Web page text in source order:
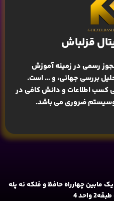
قزلباش
رسمی در زمینهآموزش
بررسی جهانی، و … است.
کسب اطلاعات و دانش کافی در
ضروری می باشد.
مابین چهارراه حافظ و فلکه نه پله